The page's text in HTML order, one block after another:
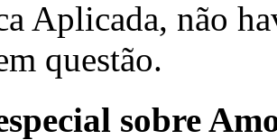
Aplicada, não
questão.
sobre